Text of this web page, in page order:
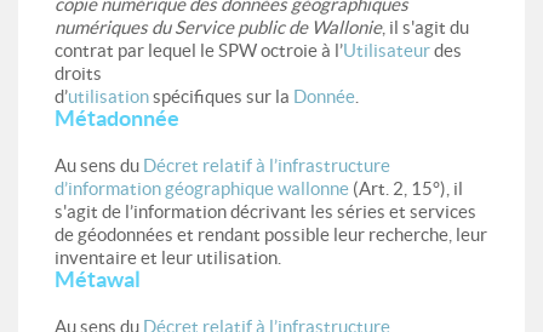
copie numérique des données géographiques
numériques du Service public de Wallonie, il s'agit du
contrat par lequel le SPW octroie à l’Utilisateurdes
droits
d’utilisationspécifiques sur la Donnée
Métadonnée
Au sens du Décret relatif à l’infrastructure
d’information géographique wallonne (Art. 2, 15°), il
s'agit de l’information décrivant les séries et services
de géodonnées et rendant possible leur recherche, leur
inventaire et leur utilisation.
Métawal
Au sens du Décret relatif à l’infrastructure